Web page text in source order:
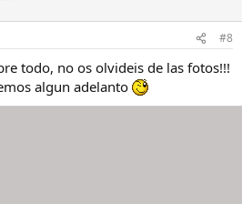
#8
todo, no os olvideis de las fotos!!!
algun adelanto